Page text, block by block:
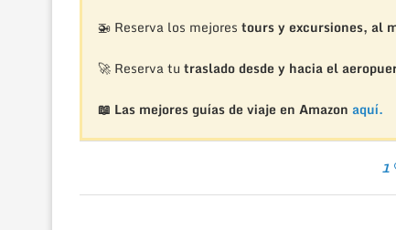
🚁 Reserva los mejores tours y excursiones, al
🚀 Reserva tu traslado desde y hacia el
📖 Las mejores guías de viaje en Amazon aquí.
1